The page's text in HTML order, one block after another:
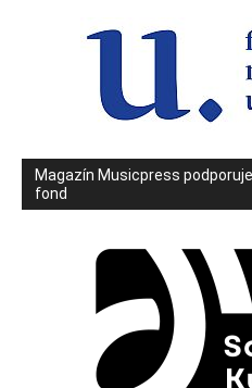
Magazín Musicpress
fond